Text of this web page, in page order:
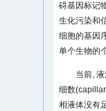
碍基因标记
生化污染和
细胞的基因
单个生物的
当前,
细数
相液体没有